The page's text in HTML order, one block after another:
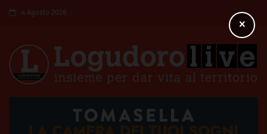
4 Agosto 2026
×